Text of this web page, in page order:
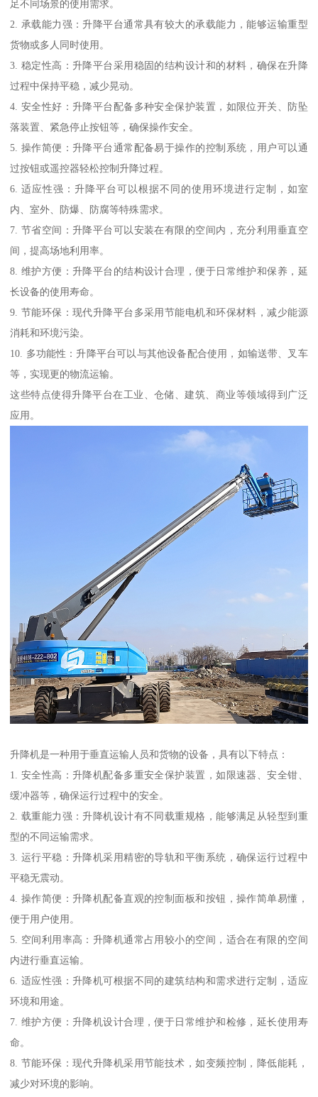
足不同场景的使用需求。
2. 承载能力强：升降平台通常具有较大的承载能力，能够运输重型
货物或多人同时使用。
3. 稳定性高：升降平台采用稳固的结构设计和的材料，确保在升降
过程中保持平稳，减少晃动。
4. 安全性好：升降平台配备多种安全保护装置，如限位开关、防坠
落装置、紧急停止按钮等，确保操作安全。
5. 操作简便：升降平台通常配备易于操作的控制系统，用户可以通
过按钮或遥控器轻松控制升降过程。
6. 适应性强：升降平台可以根据不同的使用环境进行定制，如室
内、室外、防爆、防腐等特殊需求。
7. 节省空间：升降平台可以安装在有限的空间内，充分利用垂直空
间，提高场地利用率。
8. 维护方便：升降平台的结构设计合理，便于日常维护和保养，延
长设备的使用寿命。
9. 节能环保：现代升降平台多采用节能电机和环保材料，减少能源
消耗和环境污染。
10. 多功能性：升降平台可以与其他设备配合使用，如输送带、叉车
等，实现更的物流运输。
这些特点使得升降平台在工业、仓储、建筑、商业等领域得到广泛
应用。
升降机是一种用于垂直运输人员和货物的设备，具有以下特点：
1. 安全性高：升降机配备多重安全保护装置，如限速器、安全钳、
缓冲器等，确保运行过程中的安全。
2. 载重能力强：升降机设计有不同载重规格，能够满足从轻型到重
型的不同运输需求。
3. 运行平稳：升降机采用精密的导轨和平衡系统，确保运行过程中
平稳无震动。
4. 操作简便：升降机配备直观的控制面板和按钮，操作简单易懂，
便于用户使用。
5. 空间利用率高：升降机通常占用较小的空间，适合在有限的空间
内进行垂直运输。
6. 适应性强：升降机可根据不同的建筑结构和需求进行定制，适应
环境和用途。
7. 维护方便：升降机设计合理，便于日常维护和检修，延长使用寿
命。
8. 节能环保：现代升降机采用节能技术，如变频控制，降低能耗，
减少对环境的影响。